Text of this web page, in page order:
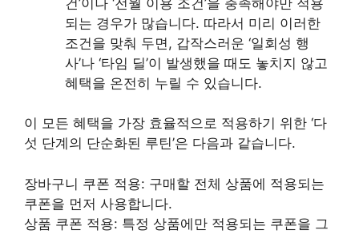
되는 경우가 많습니다. 따라서 미리 이러한
조건을 맞춰 두면, 갑작스러운 ‘일회성 행
사’나 ‘타임 딜’이 발생했을 때도 놓치지 않고
혜택을 온전히 누릴 수 있습니다.
이 모든 혜택을 가장 효율적으로 적용하기 위한 ‘다
섯 단계의 단순화된 루틴’은 다음과 같습니다.
장바구니 쿠폰 적용: 구매할 전체 상품에 적용되는
쿠폰을 먼저 사용합니다.
상품 쿠폰 적용: 특정 상품에만 적용되는 쿠폰을 그